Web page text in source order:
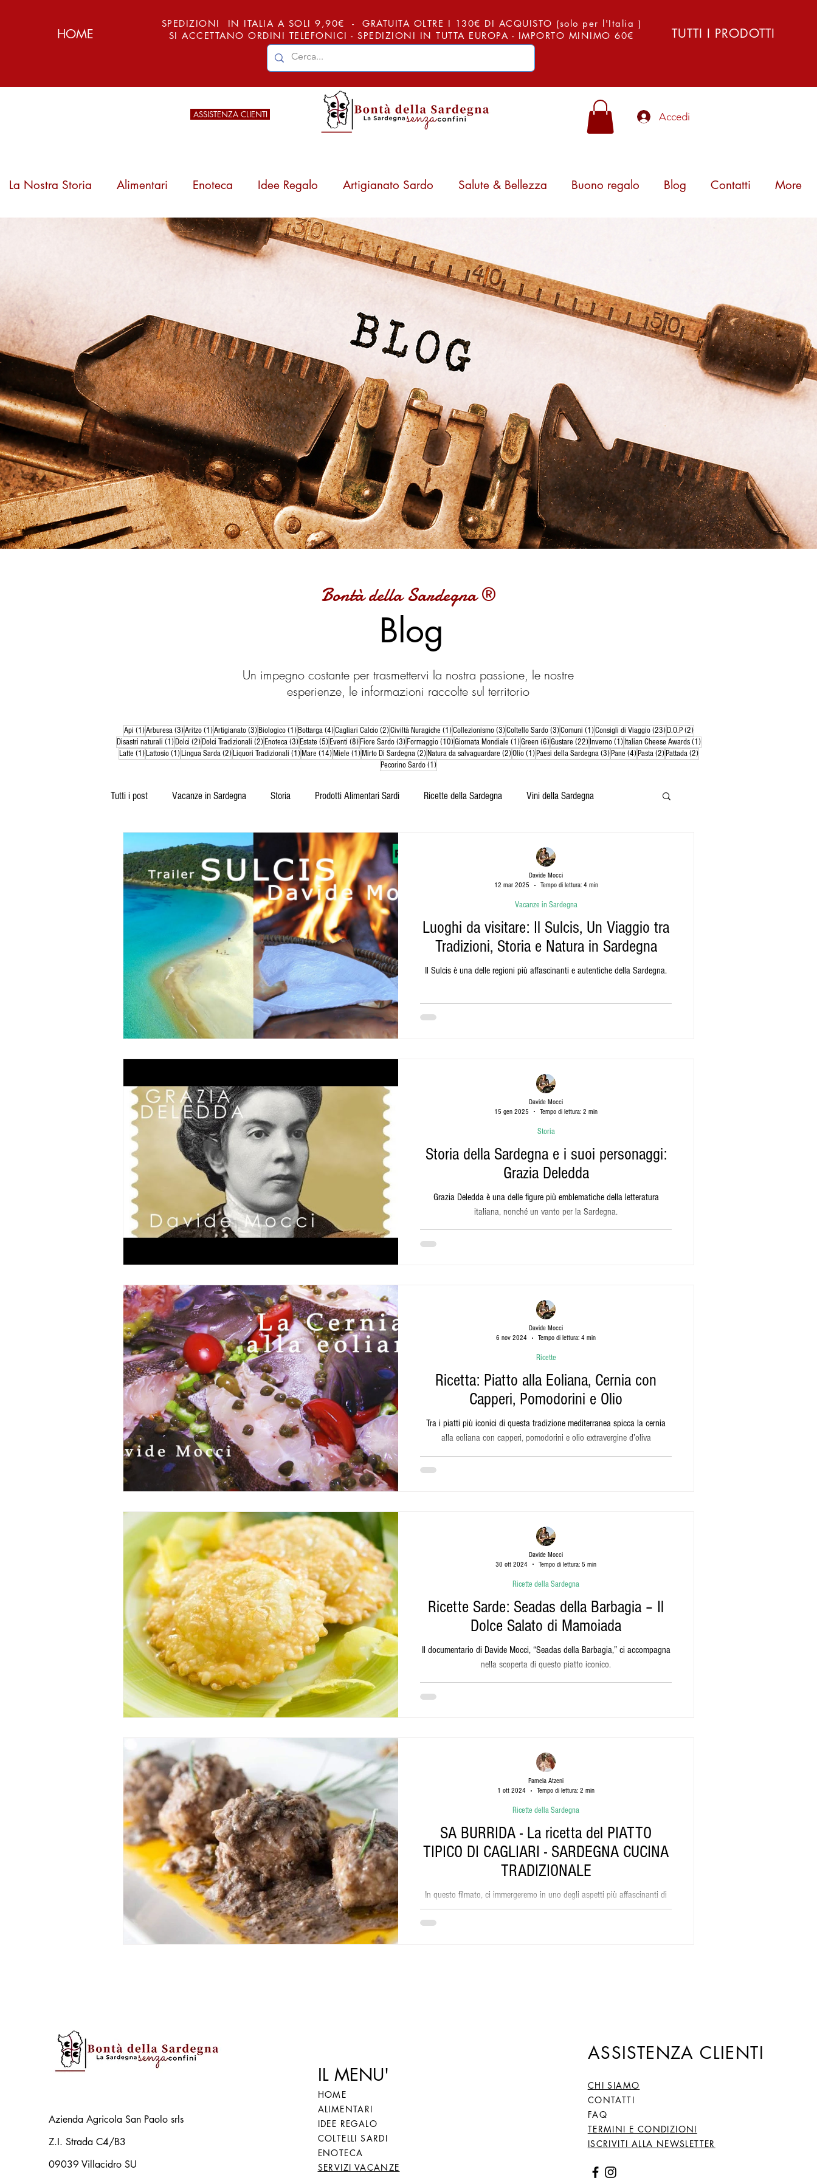
HOME
SPEDIZIONI IN ITALIA A SOLI 9,90€ - GRATUITA OLTRE I 130€ DI ACQUISTO (solo per l'Italia )
SI ACCETTANO ORDINI TELEFONICI - SPEDIZIONI IN TUTTA EUROPA - IMPORTO MINIMO 60€
TUTTI I PRODOTTI
ASSISTENZA CLIENTI Accedi
La Nostra Storia Alimentari Enoteca Idee Regalo Artigianato Sardo Salute & Bellezza Buono regalo Blog Contatti More
Bontà della Sardegna ®
Blog
Un impegno costante per trasmettervi la nostra passione, le nostre
esperienze, le informazioni raccolte sul territorio
Api (1)1 post
Arburesa (3)3 post
Aritzo (1)1 post
Artigianato (3)3 post
Biologico (1)1 post
Bottarga (4)4 post
Cagliari Calcio (2)2 post
Civiltà Nuragiche (1)1 post
Collezionismo (3)3 post
Coltello Sardo (3)3 post
Comuni (1)1 post
Consigli di Viaggio (23)23 post
D.O.P (2)2 post
Disastri naturali (1)1 post
Dolci (2)2 post
Dolci Tradizionali (2)2 post
Enoteca (3)3 post
Estate (5)5 post
Eventi (8)8 post
Fiore Sardo (3)3 post
Formaggio (10)10 post
Giornata Mondiale (1)1 post
Green (6)6 post
Gustare (22)22 post
Inverno (1)1 post
Italian Cheese Awards (1)1 post
Latte (1)1 post
Lattosio (1)1 post
Lingua Sarda (2)2 post
Liquori Tradizionali (1)1 post
Mare (14)14 post
Miele (1)1 post
Mirto Di Sardegna (2)2 post
Natura da salvaguardare (2)2 post
Olio (1)1 post
Paesi della Sardegna (3)3 post
Pane (4)4 post
Pasta (2)2 post
Pattada (2)2 post
Pecorino Sardo(1)1 post
Tutti i post Vacanze in Sardegna Storia Prodotti Alimentari Sardi Ricette della Sardegna Vini della Sardegna
Informazioni Alimentari Proverbi Sardi Eventi in Sardegna
Luoghi della Sardegna Artigianato Sardo Cagliari Calcio Documentari
tradizioni
Luoghi da visitare: Il Sulcis, Un Viaggio tra
Tradizioni, Storia e Natura in Sardegna
Il Sulcis è una delle regioni più affascinanti e autentiche della Sardegna.
Vacanze in Sardegna
Davide Mocci
12 mar 2025
Tempo di lettura: 4 min
Storia della Sardegna e i suoi personaggi:
Grazia Deledda
Grazia Deledda è una delle figure più emblematiche della letteratura
italiana, nonché un vanto per la Sardegna.
Storia
Davide Mocci
15 gen 2025
Tempo di lettura: 2 min
Ricetta: Piatto alla Eoliana, Cernia con
Capperi, Pomodorini e Olio
Tra i piatti più iconici di questa tradizione mediterranea spicca la cernia
alla eoliana con capperi, pomodorini e olio extravergine d’oliva
Ricette
Davide Mocci
6 nov 2024
Tempo di lettura: 4 min
Ricette Sarde: Seadas della Barbagia – Il
Dolce Salato di Mamoiada
Il documentario di Davide Mocci, “Seadas della Barbagia,” ci accompagna
nella scoperta di questo piatto iconico.
Ricette della Sardegna
Davide Mocci
30 ott 2024
Tempo di lettura: 5 min
SA BURRIDA - La ricetta del PIATTO
TIPICO DI CAGLIARI - SARDEGNA CUCINA
TRADIZIONALE
In questo filmato, ci immergeremo in uno degli aspetti più affascinanti di
questa cultura culinaria, scoprendo un delizioso piatto.
Ricette della Sardegna
Pamela Atzeni
1 ott 2024
Tempo di lettura: 2 min
Azienda Agricola San Paolo srls
Z.I. Strada C4/B3
09039 Villacidro SU
IL MENU'
HOME
ALIMENTARI
IDEE REGALO
COLTELLI SARDI
ENOTECA
SERVIZI VACANZE
ASSISTENZA CLIENTI
CHI SIAMO
CONTATTI
FAQ
TERMINI E CONDIZIONI
ISCRIVITI ALLA NEWSLETTER